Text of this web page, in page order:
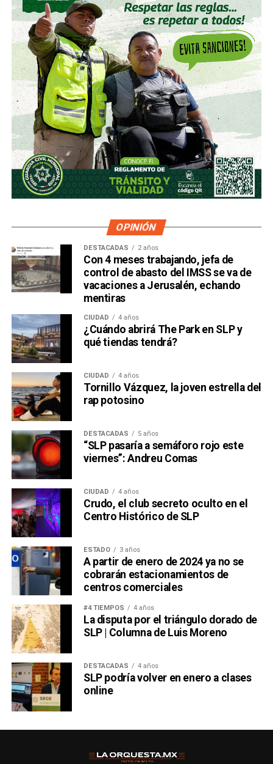
OPINIÓN
DESTACADAS 2 años
Con 4 meses trabajando, jefa de
control de abasto del IMSS se va de
vacaciones a Jerusalén, echando
mentiras
CIUDAD 4 años
¿Cuándo abrirá The Park en SLP y
qué tiendas tendrá?
CIUDAD 4 años
Tornillo Vázquez, la joven estrella del
rap potosino
DESTACADAS 5 años
“SLP pasaría a semáforo rojo este
viernes”: Andreu Comas
CIUDAD 4 años
Crudo, el club secreto oculto en el
Centro Histórico de SLP
ESTADO 3 años
A partir de enero de 2024 ya no se
cobrarán estacionamientos de
centros comerciales
#4 TIEMPOS 4 años
La disputa por el triángulo dorado de
SLP | Columna de Luis Moreno
DESTACADAS 4 años
SLP podría volver en enero a clases
online